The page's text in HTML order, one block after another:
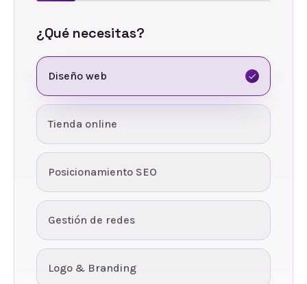
¿Qué necesitas?
Diseño web
Tienda online
Posicionamiento SEO
Gestión de redes
Logo & Branding